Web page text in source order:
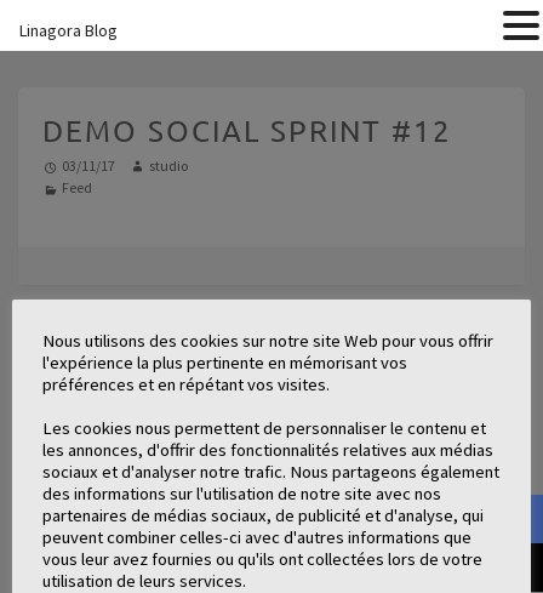
DEMO SOCIAL SPRINT #12
03/11/17
studio
Feed
ARTICLES LIÉS
The LinTO case is being printed
Inbox – "mailto" feature
LinShare SaaS sprint #8 – Upgrading a customer in the premium
yearly mode
LinShare SaaS sprint #8 – Upgrading a customer in the monthly
premium mode
Nous utilisons des cookies sur notre site Web pour vous offrir
l'expérience la plus pertinente en mémorisant vos
préférences et en répétant vos visites.
Les cookies nous permettent de personnaliser le contenu et
les annonces, d'offrir des fonctionnalités relatives aux médias
sociaux et d'analyser notre trafic. Nous partageons également
des informations sur l'utilisation de notre site avec nos
partenaires de médias sociaux, de publicité et d'analyse, qui
peuvent combiner celles-ci avec d'autres informations que
vous leur avez fournies ou qu'ils ont collectées lors de votre
utilisation de leurs services.
Linagora Blog